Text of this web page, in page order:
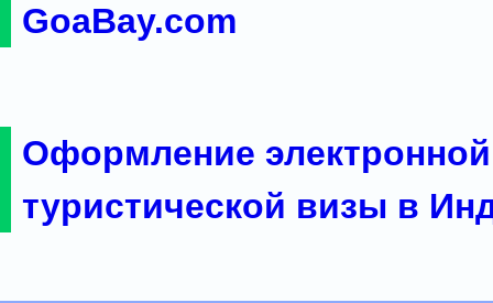
GoaBay.com
Оформление электронной
туристической визы в